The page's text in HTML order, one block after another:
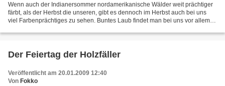
Wenn auch der Indianersommer nordamerikanische Wälder weit prächtiger
färbt, als der Herbst die unseren, gibt es dennoch im Herbst auch bei uns
viel Farbenprächtiges zu sehen. Buntes Laub findet man bei uns vor allem
Der Feiertag der Holzfäller
Veröffentlicht am 20.01.2009 12:40
Von Fokko